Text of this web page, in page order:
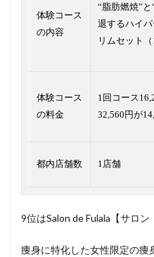
体験コース
の内容
“脂肪燃焼”
退するハイ
リムセット
体験コース
の料金
1回コース
32,560円が
都内店舗数 1店舗
9位はSalon de Fulala【サロン
痩身に特化した女性限定の痩